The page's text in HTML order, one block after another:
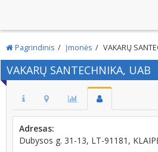
Pagrindinis Įmonės VAKARŲ
VAKARŲ SANTECHNIKA, UAB
Adresas:
Dubysos g. 31-13, LT-91181,